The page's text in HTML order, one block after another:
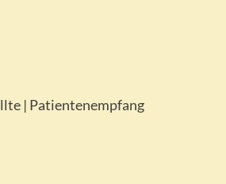
| Patientenempfang